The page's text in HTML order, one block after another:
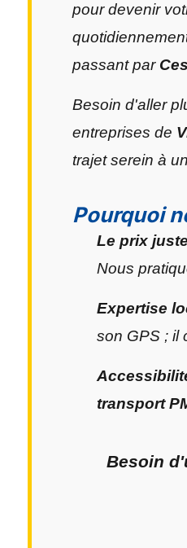
pour devenir
passant par
Besoin d'aller
entreprises de
trajet serein à
Pourquoi
Le prix
Nous
Expertise
son GPS ; il
transport
Besoin